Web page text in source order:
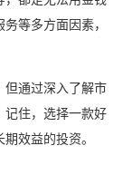
等多方面因素，
但通过深入了解市
记住，选择一款好
效益的投资。